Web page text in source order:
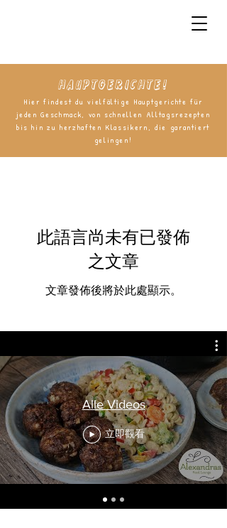
Hauptgerichte!
Hier findest du vielfältige Hauptgerichte für
jeden Geschmack, von schnellen Alltagsrezepten
bis hin zu herzhaften Klassikern, die garantiert
gelingen!
此語言尚未有已發佈
之文章
文章發佈後將於此處顯示。
Alle Videos
立即觀看